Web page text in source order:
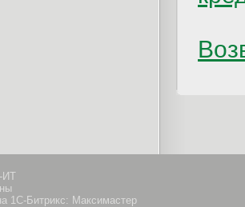
ИТ
1С-Битрикс: Максимастер